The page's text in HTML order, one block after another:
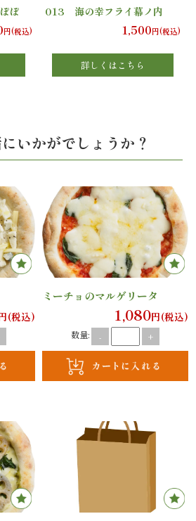
ぽ
円(税込)
013 海の幸フライ幕ノ内
1,500円(税込)
詳しくはこちら
いかがでしょうか？
(税込)
ミーチョのマルゲリータ
1,080円(税込)
数量: - +